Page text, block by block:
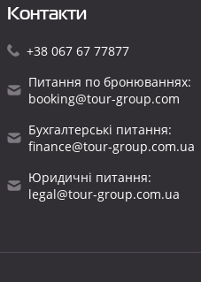
Контакти
+38 067 67 77877
Питання по бронюваннях:
booking@tour-group.com
Бухгалтерські питання:
finance@tour-group.com.ua
Юридичні питання:
legal@tour-group.com.ua